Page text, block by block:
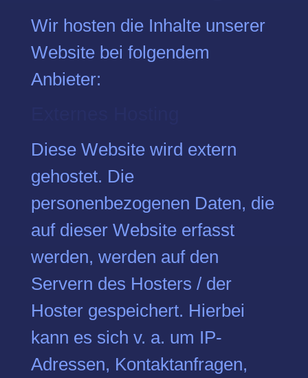
Wir hosten die Inhalte unserer
Website bei folgendem
Anbieter:
Diese Website wird extern
gehostet. Die
personenbezogenen Daten, die
auf dieser Website erfasst
werden, werden auf den
Servern des Hosters / der
Hoster gespeichert. Hierbei
kann es sich v. a. um IP-
Adressen, Kontaktanfragen,